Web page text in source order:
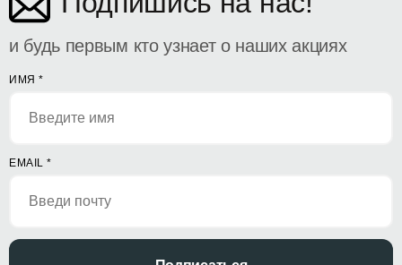
и будь первым кто узнает о наших акциях
ИМЯ *
EMAIL *